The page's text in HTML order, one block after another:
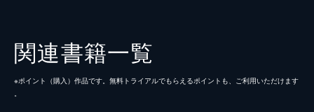
関連書籍一覧
※ポイント（購⼊）作品です。無料トライアルでもらえるポイントも、ご利⽤いただけます
。